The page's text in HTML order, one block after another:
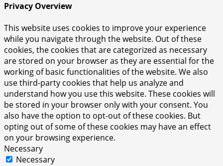
Privacy Overview
This website uses cookies to improve your experience
while you navigate through the website. Out of these
cookies, the cookies that are categorized as necessary
are stored on your browser as they are essential for the
working of basic functionalities of the website. We also
use third-party cookies that help us analyze and
understand how you use this website. These cookies will
be stored in your browser only with your consent. You
also have the option to opt-out of these cookies. But
opting out of some of these cookies may have an effect
on your browsing experience.
Necessary
Necessary